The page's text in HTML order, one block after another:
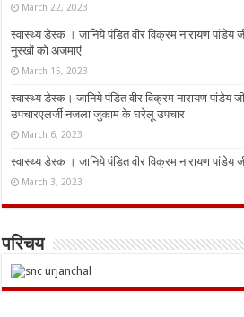
March 22, 2023
स्वास्थ्य डेस्क । जानिये पंडित वीर विक्रम नारायण पांडेय
नुस्‍खों को अजमाएं
March 15, 2023
स्वास्थ्य डेस्क। जानिये पंडित वीर विक्रम नारायण
उपचारएलर्जी नजला जुकाम के घरेलू उपचार
March 6, 2023
स्वास्थ्य डेस्क । जानिये पंडित वीर विक्रम नारायण पांडेय
March 3, 2023
परिचय